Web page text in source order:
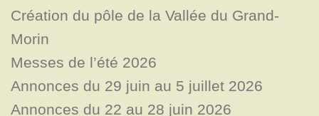
Création du pôle de la Vallée du Grand-
Morin
Messes de l’été 2026
Annonces du 29 juin au 5 juillet 2026
Annonces du 22 au 28 juin 2026